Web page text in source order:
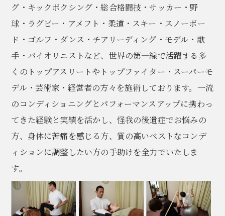
グ・キックボクシング・総合格闘技・サッカー・野
球・ラグビー・アメフト・柔道・スキー・スノーボー
ド・ゴルフ・ダンス・チアリーディング・モデル・歌
手・バイオリニストなど、世界の第一線で活躍する多
くのトップアスリートやトップファイター・スーパーモ
デル・芸術家・経営者の方々を施術しております。一流
のコンディショニングとパフォーマンスアップに携わっ
てきた経験と実績を活かし、怪我の後遺症でお悩みの
方、身体に苦痛を感じる方、質の高いベストなコンデ
ィションに調整したい方の手助けを全力でいたしま
す。